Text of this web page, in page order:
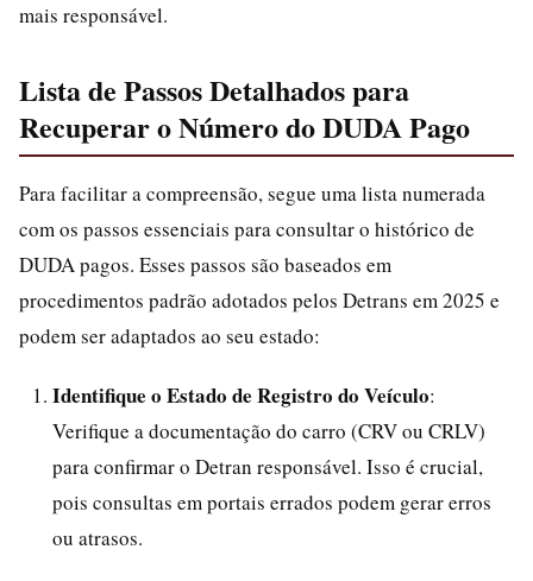
mais responsável.
Lista de Passos Detalhados para
Recuperar o Número do DUDA Pago
Para facilitar a compreensão, segue uma lista numerada
com os passos essenciais para consultar o histórico de
DUDA pagos. Esses passos são baseados em
procedimentos padrão adotados pelos Detrans em 2025 e
podem ser adaptados ao seu estado:
Identifique o Estado de Registro do Veículo:
Verifique a documentação do carro (CRV ou CRLV)
para confirmar o Detran responsável. Isso é crucial,
pois consultas em portais errados podem gerar erros
ou atrasos.